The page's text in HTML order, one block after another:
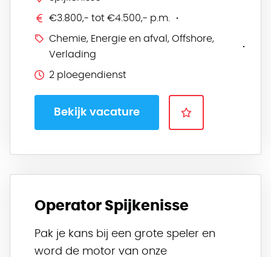
€3.800,- tot €4.500,- p.m.
Chemie, Energie en afval, Offshore,
Verlading
2 ploegendienst
Bekijk vacature
Operator Spijkenisse
Pak je kans bij een grote speler en
word de motor van onze